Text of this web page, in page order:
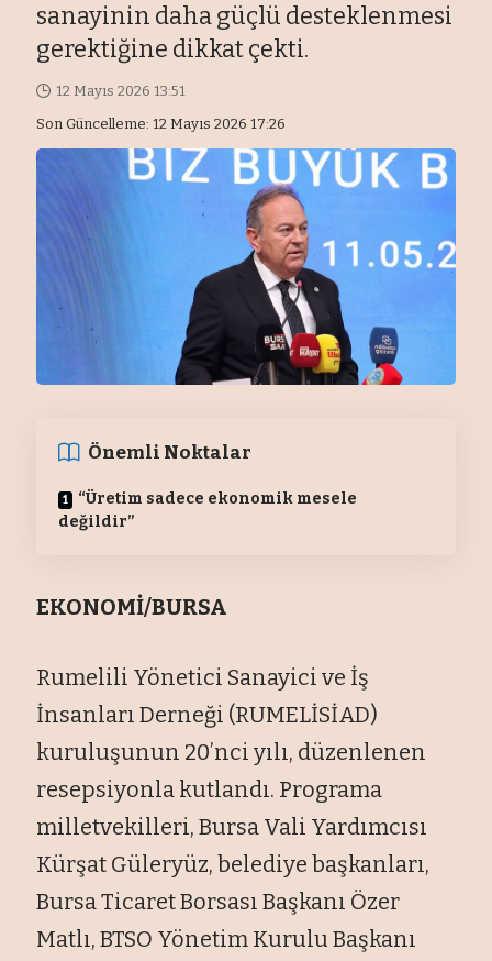
sanayinin daha güçlü desteklenmesi
gerektiğine dikkat çekti.
Son Güncelleme: 12 Mayıs 2026 17:26
12 Mayıs 2026 13:51
Önemli Noktalar
“Üretim sadece ekonomik mesele
değildir”
EKONOMİ/BURSA
Rumelili Yönetici Sanayici ve İş
İnsanları Derneği (RUMELİSİAD)
kuruluşunun 20’nci yılı, düzenlenen
resepsiyonla kutlandı. Programa
milletvekilleri, Bursa Vali Yardımcısı
Kürşat Güleryüz, belediye başkanları,
Bursa Ticaret Borsası Başkanı Özer
Matlı, BTSO Yönetim Kurulu Başkanı